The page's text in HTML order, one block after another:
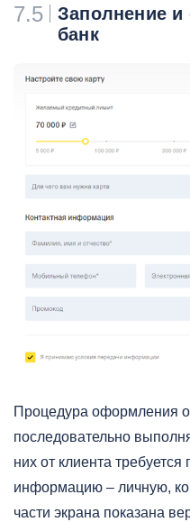
7.5
Заполнение и
банк
Процедура оформления
последовательно
них от клиента
информацию – личную,
части экрана показана